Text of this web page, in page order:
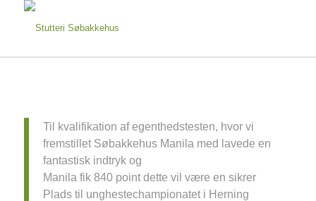
Til kvalifikation af egenthedstesten, hvor vi
fremstillet Søbakkehus Manila med lavede en
fantastisk indtryk og
Manila fik 840 point dette vil være en sikrer
Plads til unghestechampionatet i Herning